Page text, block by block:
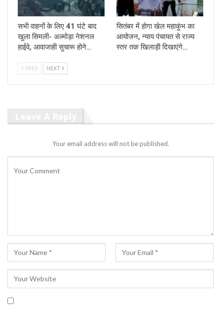
सभी वाहनों के लिए 41 घंटे बाद
खुला सिमली- अल्मोड़ा नेशनल
हाईवे, आवाजाही सुचारू होने…
सितंबर में होगा खेल महाकुंभ का
आयोजन, न्याय पंचायत से राज्य
स्तर तक खिलाड़ी दिखाएंगे…
PREV NEXT
Your email address will not be published.